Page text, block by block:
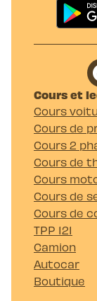
Cours et
Cours
Cours de
Cours 2
Cours de
Cours
Cours de
Cours de
TPP 121
Camion
Autocar
Boutique